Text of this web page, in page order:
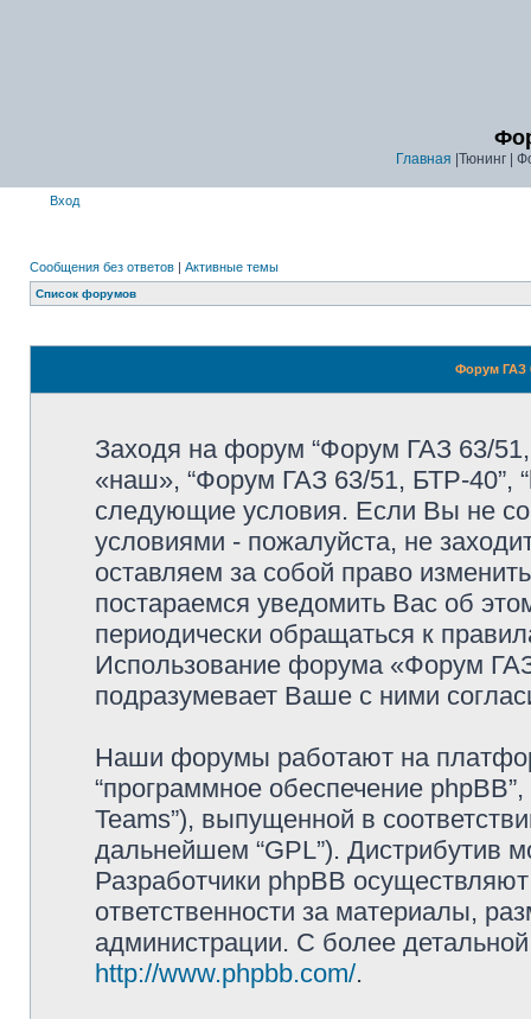
Главная |Тюнинг |
Вход
Сообщения без ответов | Активные темы
Список форумов
Форум ГАЗ
Заходя на форум “Форум ГАЗ 63/
«наш», “Форум ГАЗ 63/51, БТР-40”,
следующие условия. Если Вы не
условиями - пожалуйста, не
оставляем за собой право
постараемся уведомить Вас об
периодически обращаться к
Использование форума «Форум
подразумевает Ваше с ними
Наши форумы работают на
“программное обеспечение
Teams”), выпущенной в
дальнейшем “GPL”). Дистрибутив
Разработчики phpBB
ответственности за материалы,
администрации. С более
http://www.phpbb.com/.